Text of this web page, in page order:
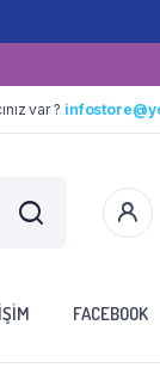
var ?
FACEBOOK